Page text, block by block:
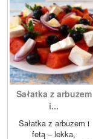
Sałatka z arbuzem
i...
Sałatka z arbuzem i
fetą – lekka,